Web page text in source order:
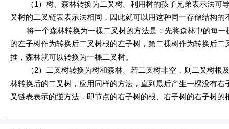
（1）树、森林转换为二叉树。利用树的孩子兄弟表示法可
叉树的二叉链表表示法相同，因此就可以用这种同一存储结构
将一个森林转换为一棵二叉树的方法是：先将森林中的每一
的左子树作为转换后二叉树根的左子树，第二棵树作为转换后
推，森林就可以转换为一棵二叉树。
（2）二叉树转换为树和森林。若二叉树非空，则二叉树根
林转换后的二叉树，应用同样的方法，直到最后产生一棵没有
叉链表表示的逆方法，即节点的右子树的根、右子树的右子树